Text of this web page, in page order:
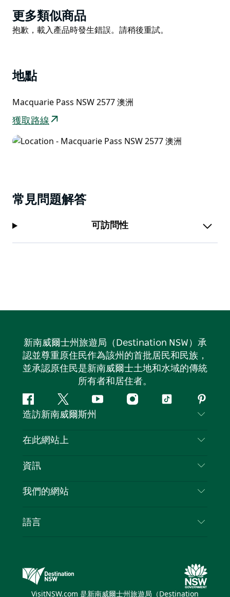
棲息地。
麥考瑞山口國家公園擁有絕佳的叢林健行和觀鳥機會、壯
Product
List
更多類似商品
Product
抱歉，載入產品時發生錯誤。請稍後重試。
地點
Macquarie Pass NSW 2577 澳洲
獲取路線
常見問題解答
可訪問性
新南威爾士州旅遊局（Destination NSW）承
認並尊重原住民作為該州的首批居民和民族，
並承認原住民是新南威爾士土地和水域的傳統
所有者和居住者。
Facebook嘰
嘰
喳
Youtube Instagram
抖
造訪新南威爾斯州
聯絡我們
隱私
Cookie 通知
在此網站上
目的地
新南威爾士州公路旅行
活動
資訊
旅行資訊
新南威爾士州的商業
我們的網站
新南威爾士州旅遊局（Destination NSW）媒體中
語言
VisitNSW.com 是新南威爾士州旅遊局（Destination